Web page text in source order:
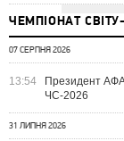
ЧЕМПІОНАТ
07 СЕРПНЯ 2026
13:54
Президент АФА
ЧС-2026
31 ЛИПНЯ 2026